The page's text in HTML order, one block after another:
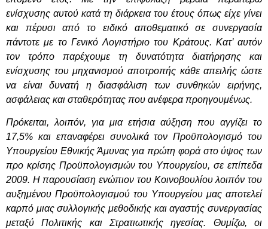
ενίσχυσης αυτού κατά τη διάρκεια του έτους όπως είχε γίνει
και πέρυσι από το ειδικό αποθεματικό σε συνεργασία
πάντοτε με το Γενικό Λογιστήριο του Κράτους. Κατ’ αυτόν
τον τρόπο παρέχουμε τη δυνατότητα διατήρησης και
ενίσχυσης του μηχανισμού αποτροπής κάθε απειλής ώστε
να είναι δυνατή η διασφάλιση των συνθηκών ειρήνης,
ασφάλειας και σταθερότητας που ανέφερα προηγουμένως.
Πρόκειται, λοιπόν, για μια ετήσια αύξηση που αγγίζει το
17,5% και επαναφέρει συνολικά τον Προϋπολογισμό του
Υπουργείου Εθνικής Άμυνας για πρώτη φορά στο ύψος των
προ κρίσης Προϋπολογισμών του Υπουργείου, σε επίπεδα
2009. Η παρουσίαση ενώπιον του Κοινοβουλίου λοιπόν του
αυξημένου Προϋπολογισμού του Υπουργείου μας αποτελεί
καρπό μιας συλλογικής μεθοδικής και αγαστής συνεργασίας
μεταξύ Πολιτικής και Στρατιωτικής ηγεσίας. Θυμίζω, οι